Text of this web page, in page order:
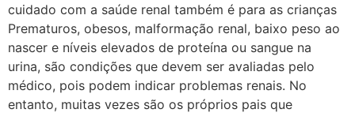
cuidado com a saúde renal também é para as crianças
Prematuros, obesos, malformação renal, baixo peso ao
nascer e níveis elevados de proteína ou sangue na
urina, são condições que devem ser avaliadas pelo
médico, pois podem indicar problemas renais. No
entanto, muitas vezes são os próprios pais que